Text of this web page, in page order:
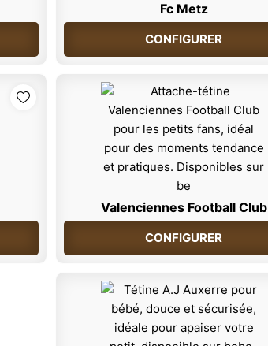
Fc Metz
CONFIGURER
Valenciennes Football Club
CONFIGURER